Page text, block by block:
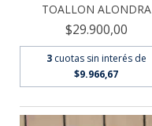
TOALLON ALONDRA
$29.900,00
3 cuotas sin interés de
$9.966,67